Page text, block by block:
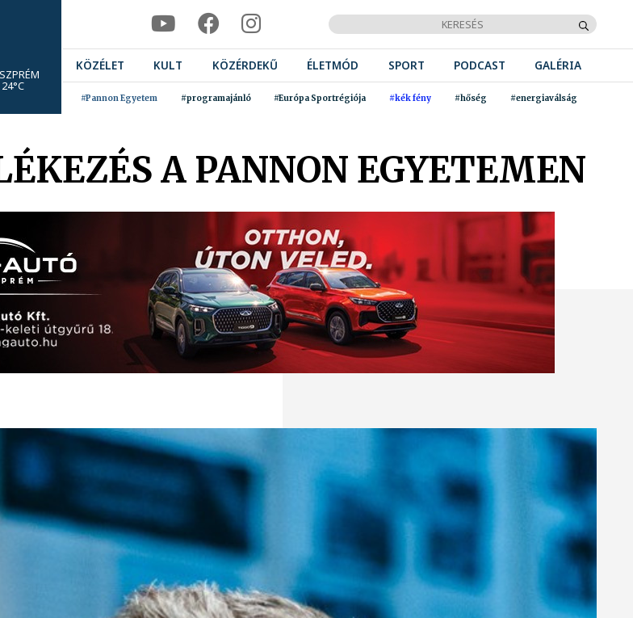
24°C
KÖZÉLET KULT KÖZÉRDEKŰ ÉLETMÓD SPORT PODCAST GALÉRIA
#Pannon Egyetem #programajánló #Európa Sportrégiója #kék fény #hőség #energiaválság
A PANNON EGYETEMEN